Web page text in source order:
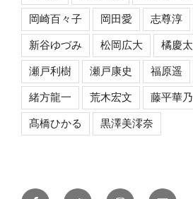
岡崎百々子 岡田愛 志尊淳
新谷ゆづみ 松岡広大 橘慶太
瀬戸利樹 瀬戸康史 福原遥
緒方龍一 荒木宏文 藤平華乃
髙橋ひかる 黒澤美澪奈